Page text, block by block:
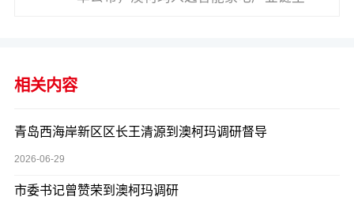
相关内容
青岛西海岸新区区长王清源到澳柯玛调研督导
2026-06-29
市委书记曾赞荣到澳柯玛调研